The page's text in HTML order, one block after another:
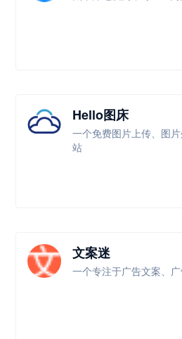
Hello图床
一个免费图片上传、图
站
文案迷
一个专注于广告文案、